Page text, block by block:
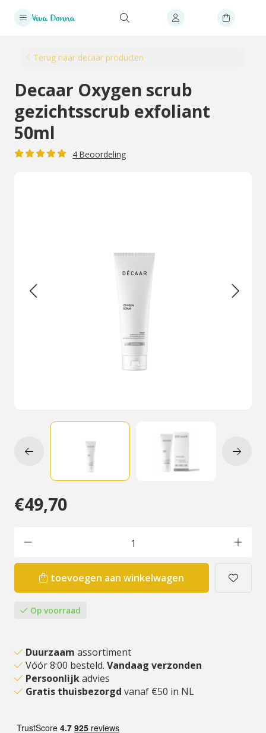
Terug naar decaar producten
Decaar Oxygen scrub
gezichtsscrub exfoliant
50ml
4 Beoordeling
€49,70
toevoegen aan winkelwagen
Op voorraad
Duurzaam assortiment
Vóór 8:00 besteld. Vandaag verzonden
Persoonlijkadvies
Gratis thuisbezorgd vanaf €50 in NL